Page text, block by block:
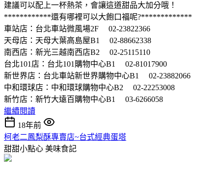
建議可以配上一杯熱茶，會讓這道甜品大加分哦！
************還有哪裡可以大飽口福呢?*************
車站店：台北車站微風場2F 02-23822366
天母店：天母大葉高島屋B1 02-88662338
南西店：新光三越南西店B2 02-25115110
台北101店：台北101購物中心B1 02-81017900
新世界店：台北車站新世界購物中心B1 02-23882066
中和環球店：中和環球購物中心B2 02-22253008
新竹店：新竹大遠百購物中心B1 03-6266058
繼續閱讀
18年前
柯老二鳳梨酥專賣店~台式經典蛋塔
甜甜小點心 美味食記